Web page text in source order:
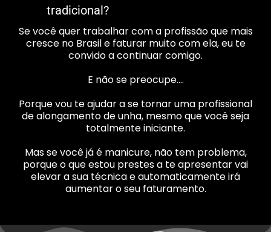
tradicional?
Se você quer trabalhar com a profissão que mais
cresce no Brasil e faturar muito com ela, eu te
convido a continuar comigo.
E não se preocupe….
Porque vou te ajudar a se tornar uma profissional
de alongamento de unha, mesmo que você seja
totalmente iniciante.
Mas se você já é manicure, não tem problema,
porque o que estou prestes a te apresentar vai
elevar a sua técnica e automaticamente irá
aumentar o seu faturamento.